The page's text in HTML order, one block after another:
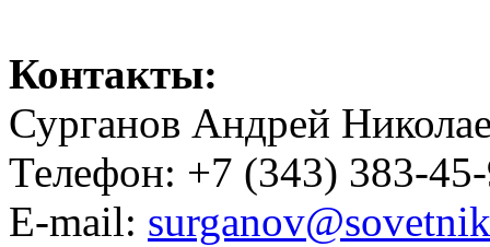
Контакты:
Сурганов Андрей
Телефон: +7 (343) 383-
E-mail: